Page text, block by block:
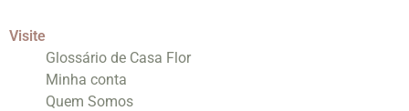
Visite
Glossário de Casa Flor
Minha conta
Quem Somos